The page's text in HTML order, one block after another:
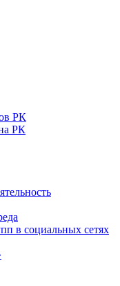
РК
РК
в социальных сетях